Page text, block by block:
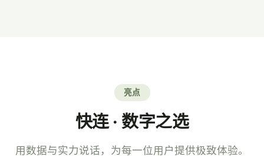
亮点
快连 · 数字之选
用数据与实力说话，为每一位用户提供极致体验。